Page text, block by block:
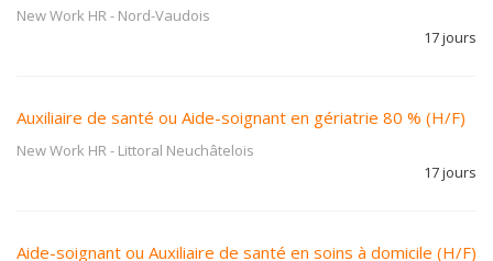
New Work HR- Nord-Vaudois
17 jours
Auxiliaire de santé ou Aide-soignant en gériatrie 80 % (H/F)
New Work HR- Littoral Neuchâtelois
17 jours
Aide-soignant ou Auxiliaire de santé en soins à domicile (H/F)